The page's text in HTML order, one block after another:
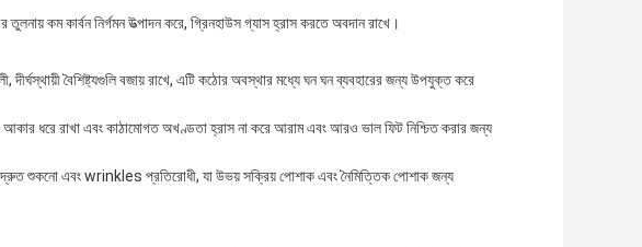
তুলনায় কম কার্বন নির্গমন উত্পাদন করে, গ্রিনহাউস গ্যাস হ্রাস করতে অবদান রাখে।
দীর্ঘস্থায়ী বৈশিষ্ট্যগুলি বজায় রাখে, এটি কঠোর অবস্থার মধ্যে ঘন ঘন ব্যবহারের জন্য উপযুক্ত করে
আকার ধরে রাখা এবং কাঠামোগত অখণ্ডতা হ্রাস না করে আরাম এবং আরও ভাল ফিট নিশ্চিত করার জন্য
শুকনো এবং wrinkles প্রতিরোধী, যা উভয় সক্রিয় পোশাক এবং নৈমিত্তিক পোশাক জন্য